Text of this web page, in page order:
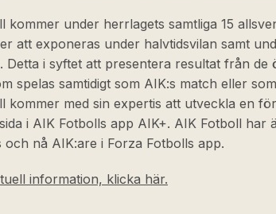
kommer under herrlagets samtliga 15
att exponeras under halvtidsvilan samt
Detta i syftet att presentera resultat från de
spelas samtidigt som AIK:s match eller
kommer med sin expertis att utveckla en
i AIK Fotbolls app AIK+. AIK Fotboll har
och nå AIK:are i Forza Fotbolls app.
information, klicka här.